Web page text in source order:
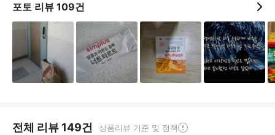
포토 리뷰 109건
전체 리뷰 149건 상품리뷰 기준 및 정책